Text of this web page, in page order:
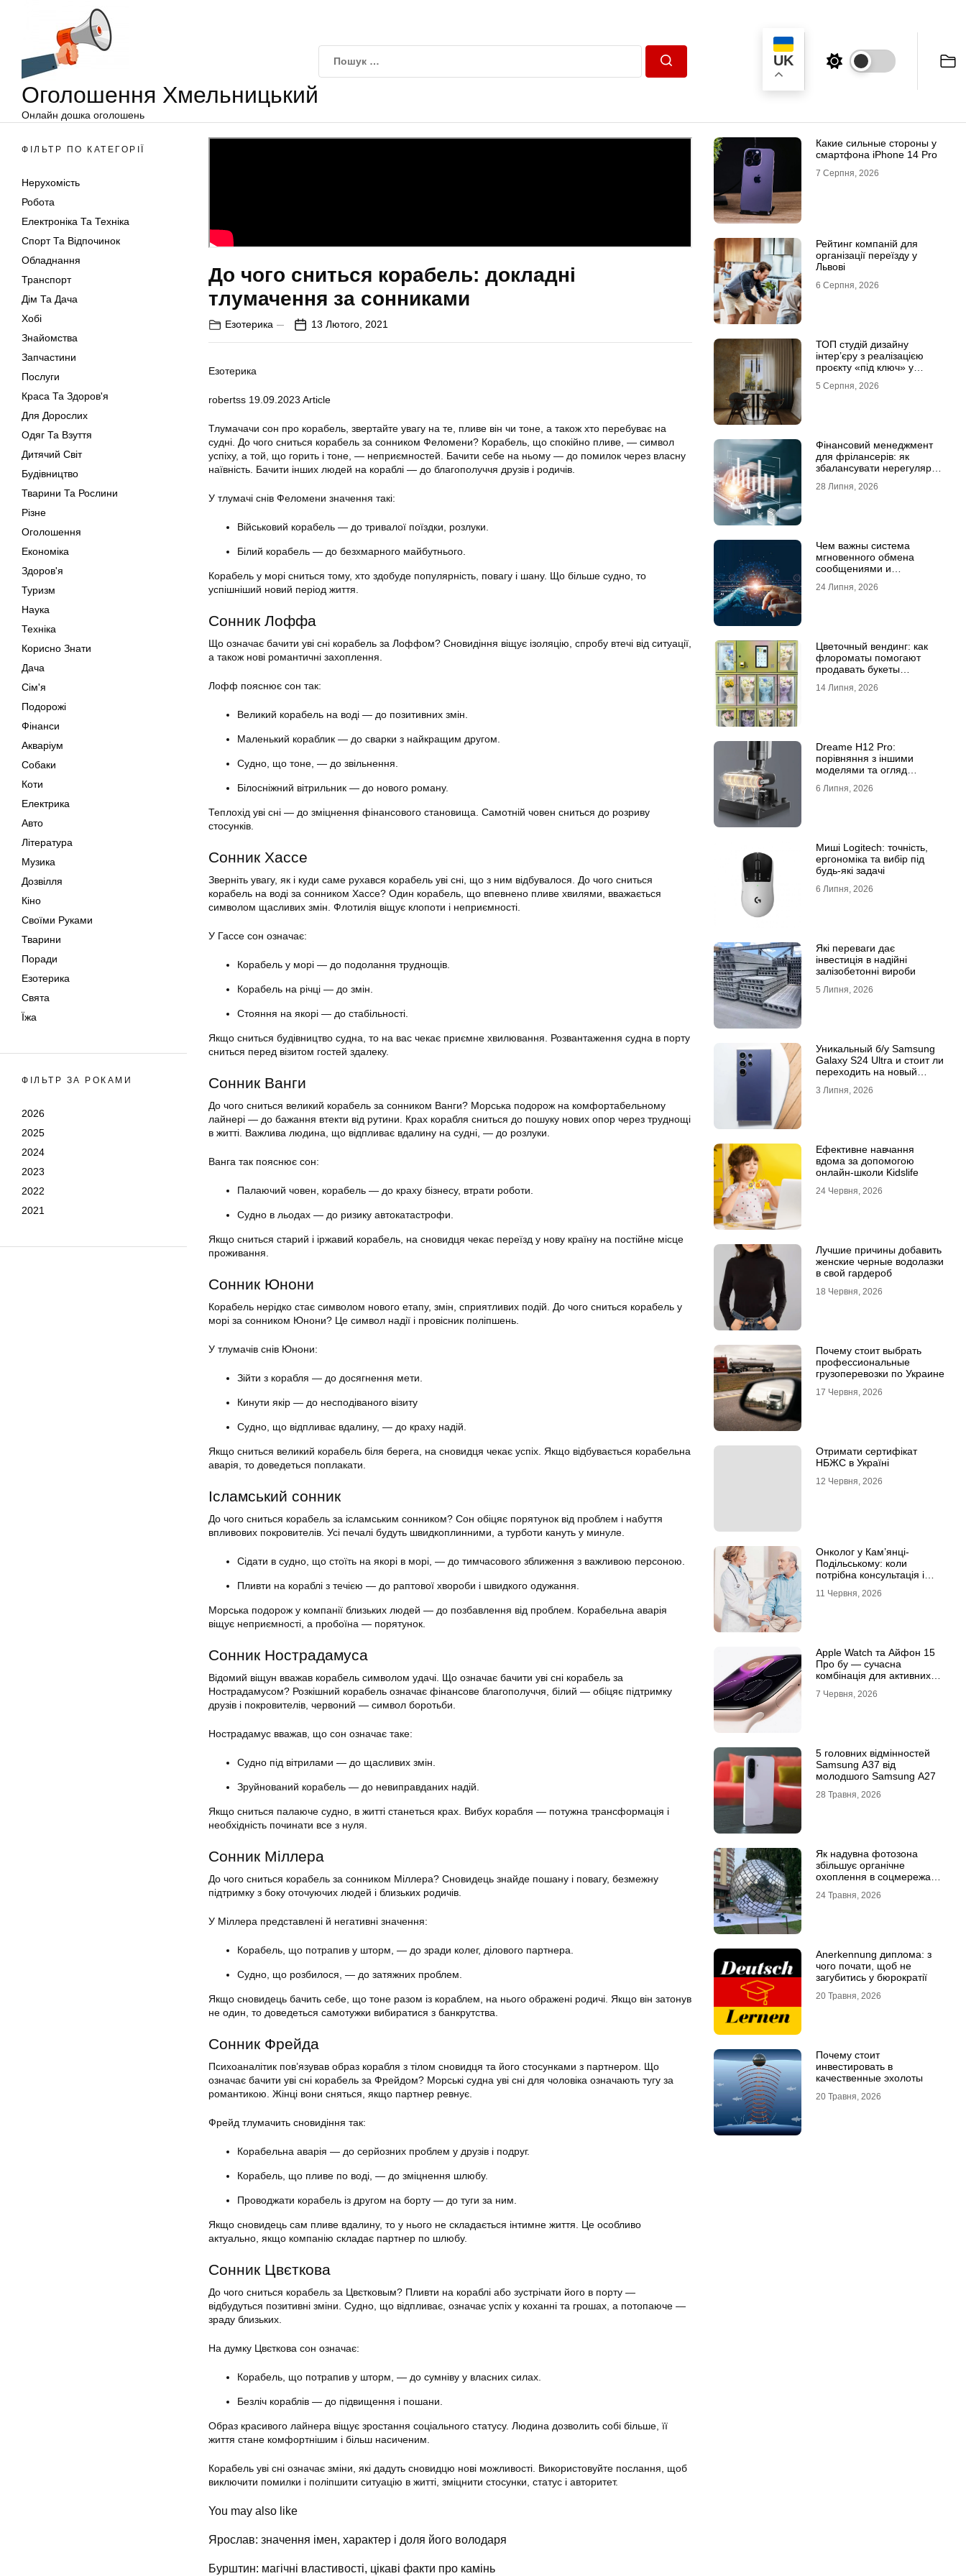
Оголошення Хмельницький
Онлайн дошка оголошень
UK
ФІЛЬТР ПО КАТЕГОРІЇ
Нерухомість
Робота
Електроніка Та Техніка
Спорт Та Відпочинок
Обладнання
Транспорт
Дім Та Дача
Хобі
Знайомства
Запчастини
Послуги
Краса Та Здоров'я
Для Дорослих
Одяг Та Взуття
Дитячий Світ
Будівництво
Тварини Та Рослини
Різне
Оголошення
Економіка
Здоров'я
Туризм
Наука
Техніка
Корисно Знати
Дача
Сім'я
Подорожі
Фінанси
Акваріум
Собаки
Коти
Електрика
Авто
Література
Музика
Дозвілля
Кіно
Своїми Руками
Тварини
Поради
Езотерика
Свята
Їжа
ФІЛЬТР ЗА РОКАМИ
2026
2025
2024
2023
2022
2021
До чого сниться корабель: докладні
тлумачення за сонниками
Езотерика 13 Лютого, 2021
Езотерика
robertss 19.09.2023 Article
Тлумачачи сон про корабель, звертайте увагу на те, пливе він чи тоне, а також хто перебуває на
судні. До чого сниться корабель за сонником Феломени? Корабель, що спокійно пливе, — символ
успіху, а той, що горить і тоне, — неприємностей. Бачити себе на ньому — до помилок через власну
наївність. Бачити інших людей на кораблі — до благополуччя друзів і родичів.
У тлумачі снів Феломени значення такі:
Військовий корабель — до тривалої поїздки, розлуки.
Білий корабель — до безхмарного майбутнього.
Корабель у морі сниться тому, хто здобуде популярність, повагу і шану. Що більше судно, то
успішніший новий період життя.
Сонник Лоффа
Що означає бачити уві сні корабель за Лоффом? Сновидіння віщує ізоляцію, спробу втечі від ситуації,
а також нові романтичні захоплення.
Лофф пояснює сон так:
Великий корабель на воді — до позитивних змін.
Маленький кораблик — до сварки з найкращим другом.
Судно, що тоне, — до звільнення.
Білосніжний вітрильник — до нового роману.
Теплохід уві сні — до зміцнення фінансового становища. Самотній човен сниться до розриву
стосунків.
Сонник Хассе
Зверніть увагу, як і куди саме рухався корабель уві сні, що з ним відбувалося. До чого сниться
корабель на воді за сонником Хассе? Один корабель, що впевнено пливе хвилями, вважається
символом щасливих змін. Флотилія віщує клопоти і неприємності.
У Гассе сон означає:
Корабель у морі — до подолання труднощів.
Корабель на річці — до змін.
Стояння на якорі — до стабільності.
Якщо сниться будівництво судна, то на вас чекає приємне хвилювання. Розвантаження судна в порту
сниться перед візитом гостей здалеку.
Сонник Ванги
До чого сниться великий корабель за сонником Ванги? Морська подорож на комфортабельному
лайнері — до бажання втекти від рутини. Крах корабля сниться до пошуку нових опор через труднощі
в житті. Важлива людина, що відпливає вдалину на судні, — до розлуки.
Ванга так пояснює сон:
Палаючий човен, корабель — до краху бізнесу, втрати роботи.
Судно в льодах — до ризику автокатастрофи.
Якщо сниться старий і іржавий корабель, на сновидця чекає переїзд у нову країну на постійне місце
проживання.
Сонник Юнони
Корабель нерідко стає символом нового етапу, змін, сприятливих подій. До чого сниться корабель у
морі за сонником Юнони? Це символ надії і провісник поліпшень.
У тлумачів снів Юнони:
Зійти з корабля — до досягнення мети.
Кинути якір — до несподіваного візиту
Судно, що відпливає вдалину, — до краху надій.
Якщо сниться великий корабель біля берега, на сновидця чекає успіх. Якщо відбувається корабельна
аварія, то доведеться поплакати.
Ісламський сонник
До чого сниться корабель за ісламським сонником? Сон обіцяє порятунок від проблем і набуття
впливових покровителів. Усі печалі будуть швидкоплинними, а турботи кануть у минуле.
Сідати в судно, що стоїть на якорі в морі, — до тимчасового зближення з важливою персоною.
Пливти на кораблі з течією — до раптової хвороби і швидкого одужання.
Морська подорож у компанії близьких людей — до позбавлення від проблем. Корабельна аварія
віщує неприємності, а пробоїна — порятунок.
Сонник Нострадамуса
Відомий віщун вважав корабель символом удачі. Що означає бачити уві сні корабель за
Нострадамусом? Розкішний корабель означає фінансове благополуччя, білий — обіцяє підтримку
друзів і покровителів, червоний — символ боротьби.
Нострадамус вважав, що сон означає таке:
Судно під вітрилами — до щасливих змін.
Зруйнований корабель — до невиправданих надій.
Якщо сниться палаюче судно, в житті станеться крах. Вибух корабля — потужна трансформація і
необхідність починати все з нуля.
Сонник Міллера
До чого сниться корабель за сонником Міллера? Сновидець знайде пошану і повагу, безмежну
підтримку з боку оточуючих людей і близьких родичів.
У Міллера представлені й негативні значення:
Корабель, що потрапив у шторм, — до зради колег, ділового партнера.
Судно, що розбилося, — до затяжних проблем.
Якщо сновидець бачить себе, що тоне разом із кораблем, на нього ображені родичі. Якщо він затонув
не один, то доведеться самотужки вибиратися з банкрутства.
Сонник Фрейда
Психоаналітик пов’язував образ корабля з тілом сновидця та його стосунками з партнером. Що
означає бачити уві сні корабель за Фрейдом? Морські судна уві сні для чоловіка означають тугу за
романтикою. Жінці вони сняться, якщо партнер ревнує.
Фрейд тлумачить сновидіння так:
Корабельна аварія — до серйозних проблем у друзів і подруг.
Корабель, що пливе по воді, — до зміцнення шлюбу.
Проводжати корабель із другом на борту — до туги за ним.
Якщо сновидець сам пливе вдалину, то у нього не складається інтимне життя. Це особливо
актуально, якщо компанію складає партнер по шлюбу.
Сонник Цвєткова
До чого сниться корабель за Цвєтковым? Пливти на кораблі або зустрічати його в порту —
відбудуться позитивні зміни. Судно, що відпливає, означає успіх у коханні та грошах, а потопаюче —
зраду близьких.
На думку Цвєткова сон означає:
Корабель, що потрапив у шторм, — до сумніву у власних силах.
Безліч кораблів — до підвищення і пошани.
Образ красивого лайнера віщує зростання соціального статусу. Людина дозволить собі більше, її
життя стане комфортнішим і більш насиченим.
Корабель уві сні означає зміни, які дадуть сновидцю нові можливості. Використовуйте послання, щоб
виключити помилки і поліпшити ситуацію в житті, зміцнити стосунки, статус і авторитет.
You may also like
Ярослав: значення імен, характер і доля його володаря
Бурштин: магічні властивості, цікаві факти про камінь
Какие сильные стороны у
смартфона iPhone 14 Pro
7 Серпня, 2026
Рейтинг компаній для
організації переїзду у
Львові
6 Серпня, 2026
ТОП студій дизайну
інтер’єру з реалізацією
проєкту «під ключ» у
5 Серпня, 2026
Фінансовий менеджмент
для фрілансерів: як
збалансувати нерегулярні
28 Липня, 2026
Чем важны система
мгновенного обмена
сообщениями и
информации для бизнеса
24 Липня, 2026
Цветочный вендинг: как
флороматы помогают
продавать букеты
14 Липня, 2026
Dreame H12 Pro:
порівняння з іншими
моделями та огляд
6 Липня, 2026
Миші Logitech: точність,
ергономіка та вибір під
будь-які задачі
6 Липня, 2026
Які переваги дає
інвестиція в надійні
залізобетонні вироби
5 Липня, 2026
Уникальный б/у Samsung
Galaxy S24 Ultra и стоит ли
переходить на новый
3 Липня, 2026
Ефективне навчання
вдома за допомогою
онлайн-школи Kidslife
24 Червня, 2026
Лучшие причины добавить
женские черные водолазки
в свой гардероб
18 Червня, 2026
Почему стоит выбрать
профессиональные
грузоперевозки по Украине
17 Червня, 2026
Отримати сертифікат
НБЖС в Україні
12 Червня, 2026
Онколог у Кам’янці-
Подільському: коли
потрібна консультація і
обстеження?
11 Червня, 2026
Apple Watch та Айфон 15
Про бу — сучасна
комбінація для активних
7 Червня, 2026
5 головних відмінностей
Samsung A37 від
молодшого Samsung A27
28 Травня, 2026
Як надувна фотозона
збільшує органічне
охоплення в соцмережах:
контенту
24 Травня, 2026
Anerkennung диплома: з
чого почати, щоб не
загубитись у бюрократії
20 Травня, 2026
Почему стоит
инвестировать в
качественные эхолоты
20 Травня, 2026